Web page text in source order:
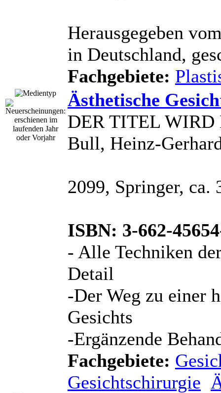
Herausgegeben
in Deutschland,
Fachgebiete:
Ästhetische
DER TITEL WIRD
Bull, Heinz-
2099, Springer, ca.
ISBN: 3-662-
- Alle Techniken
Detail
-Der Weg zu einer
Gesichts
-Ergänzende
Fachgebiete:
Gesichtschirurgie